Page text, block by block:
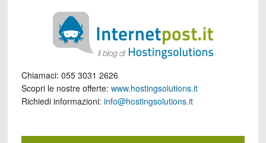
Chiamaci: 055 3031 2626
Scopri le nostre offerte: www.hostingsolutions.it
Richiedi informazioni: info@hostingsolutions.it